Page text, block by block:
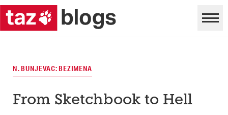
N. BUNJEVAC: BEZIMENA
From Sketchbook to Hell